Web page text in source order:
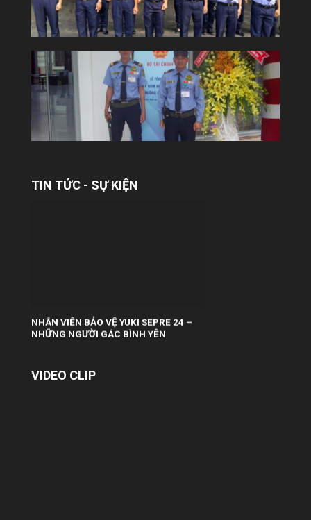
TIN TỨC - SỰ KIỆN
Công ty Bảo vệ Yuki tiếp tục khẳng định uy
tín và năng lực trên thị trường khi chính
thức triển khai dịch vụ bảo...
văn phòng mọc lên ngày càng nhiều, việc
đảm bảo một môi trường an toàn –...
VIDEO CLIP